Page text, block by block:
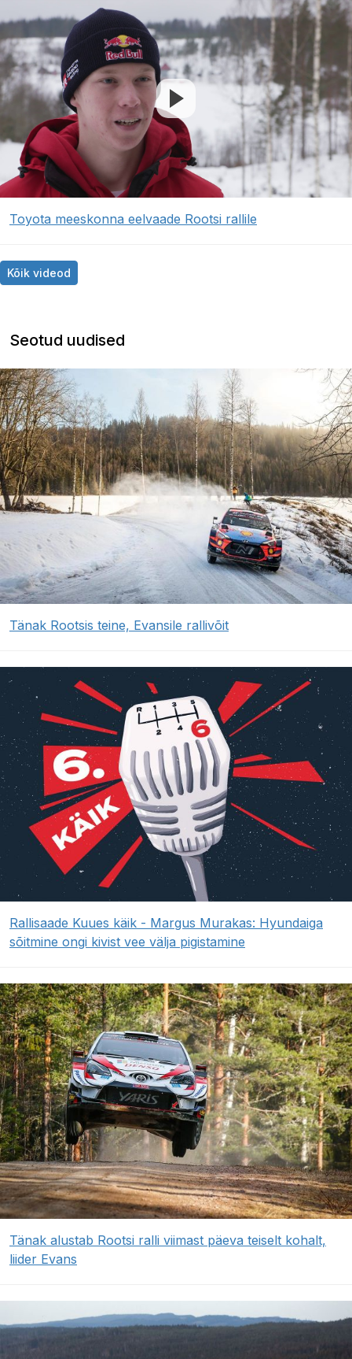
Toyota meeskonna eelvaade Rootsi rallile
Kõik videod
Seotud uudised
Tänak Rootsis teine, Evansile rallivõit
Rallisaade Kuues käik - Margus Murakas: Hyundaiga
sõitmine ongi kivist vee välja pigistamine
Tänak alustab Rootsi ralli viimast päeva teiselt kohalt,
liider Evans